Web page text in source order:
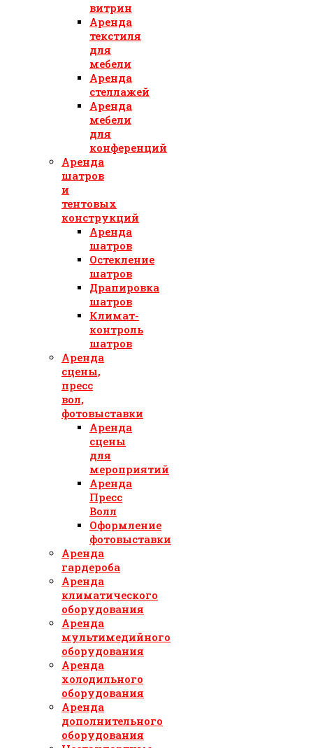
витрин
Аренда
текстиля
для
мебели
Аренда
стеллажей
Аренда
мебели
для
конференций
Аренда
шатров
и
тентовых
конструкций
Аренда
шатров
Остекление
шатров
Драпировка
шатров
Климат-
контроль
шатров
Аренда
сцены,
пресс
вол,
фотовыставки
Аренда
сцены
для
мероприятий
Аренда
Пресс
Волл
Оформление
фотовыставки
Аренда
гардероба
Аренда
климатического
оборудования
Аренда
мультимедийного
оборудования
Аренда
холодильного
оборудования
Аренда
дополнительного
оборудования